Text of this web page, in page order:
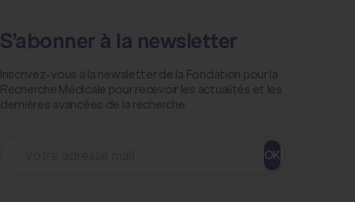
S’abonner à la newsletter
Inscrivez-vous à la newsletter de la Fondation pour la
Recherche Médicale pour recevoir les actualités et les
dernières avancées de la recherche
OK